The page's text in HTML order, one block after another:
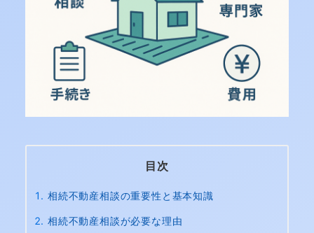
目次
相続不動産相談の重要性と基本知識
相続不動産相談が必要な理由